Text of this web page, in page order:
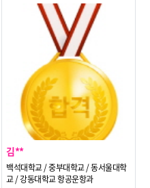
김**
백석대학교 / 중부대학교 / 동서울대학
교 / 강동대학교 항공운항과